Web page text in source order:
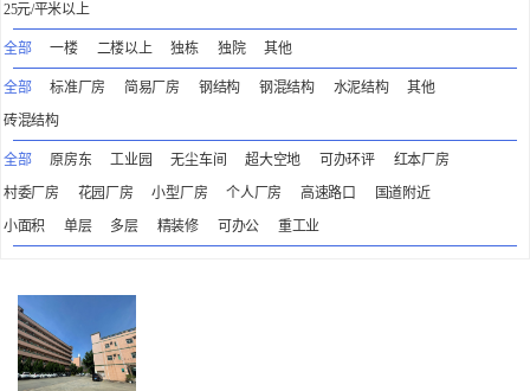
25元/平米以上
全部 一楼 二楼以上 独栋 独院 其他
全部 标准厂房 简易厂房 钢结构 钢混结构 水泥结构
其他
砖混结构
全部 原房东 工业园 无尘车间 超大空地 可办环评
红本厂房
村委厂房
花园厂房 小型厂房 个人厂房 高速路口
国道附近
小面积
单层 多层 精装修 可办公 重工业